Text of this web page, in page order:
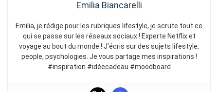
Emilia Biancarelli
Emilia, je rédige pour les rubriques lifestyle, je scrute tout ce
qui se passe sur les réseaux sociaux ! Experte Netflix et
voyage au bout du monde ! J’écris sur des sujets lifestyle,
people, psychologies. Je vous partage mes inspirations !
#inspiration #idéecadeau #moodboard